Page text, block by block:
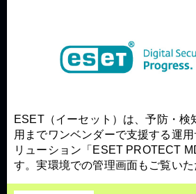
ESET（イーセット）は、予防・検
用までワンベンダーで支援する運
リューション「ESET PROTECT
す。実環境での管理画面もご覧いた